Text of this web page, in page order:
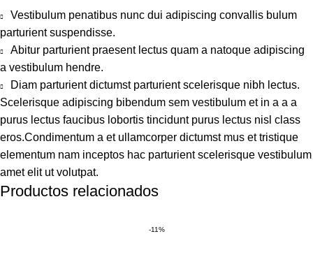
Vestibulum penatibus nunc dui adipiscing convallis bulum
parturient suspendisse.
Abitur parturient praesent lectus quam a natoque adipiscing
a vestibulum hendre.
Diam parturient dictumst parturient scelerisque nibh lectus.
Scelerisque adipiscing bibendum sem vestibulum et in a a a
purus lectus faucibus lobortis tincidunt purus lectus nisl class
eros.Condimentum a et ullamcorper dictumst mus et tristique
elementum nam inceptos hac parturient scelerisque vestibulum
amet elit ut volutpat.
Productos relacionados
-11%